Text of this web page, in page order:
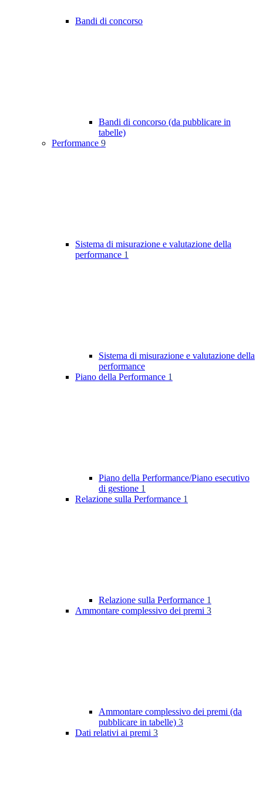
Bandi di concorso
Bandi di concorso (da pubblicare in
tabelle)
Performance 9
Sistema di misurazione e valutazione della
performance 1
Sistema di misurazione e valutazione della
performance
Piano della Performance 1
Piano della Performance/Piano esecutivo
di gestione 1
Relazione sulla Performance 1
Relazione sulla Performance 1
Ammontare complessivo dei premi 3
Ammontare complessivo dei premi (da
pubblicare in tabelle) 3
Dati relativi ai premi 3